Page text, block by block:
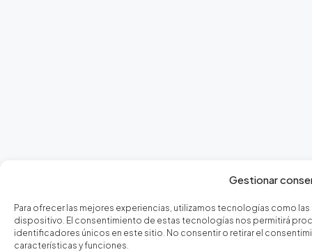
Gestionar
Para ofrecer las mejores experiencias, utilizamos tecnologías como
dispositivo. El consentimiento de estas tecnologías nos permitirá
identificadores únicos en este sitio. No consentir o retirar el
características y funciones.